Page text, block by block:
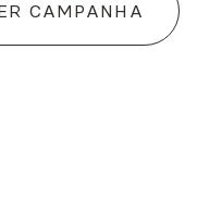
CAMPANHA